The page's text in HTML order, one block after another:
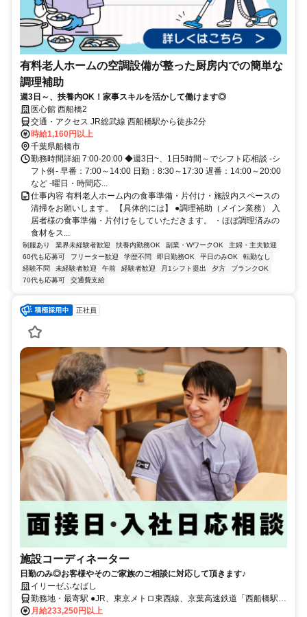
有料老人ホームの空調設備が整った厨房内での簡単な
調理補助
週3日～、扶養内OK！家事スキルを活かして働けます◎
医心館 西船橋2
交通・アクセス JR総武線 西船橋駅から徒歩2分
時給1,160円以上
千葉県船橋市
勤務時間詳細 7:00-20:00 ◆週3日~、1日5時間～でシフト応相談 -シ
フト例- 早番：7:00～14:00 日勤：8:30～17:30 遅番：14:00～20:00
など -曜日・時間応...
仕事内容 有料老人ホーム内の食事準備・片付け・施設内スペースの
清掃をお願いします。 【具体的には】 ●調理補助（メイン業務） 入
居者様の食事準備・片付けをしていただきます。 ・ほぼ調理済みの
食材をス...
制服あり 業界未経験者歓迎 扶養内勤務OK 副業・WワークOK
主婦・主夫歓迎
60代も応募可
フリーター歓迎 学歴不問 即日勤務OK 平日のみOK
転勤なし
経験不問
未経験者歓迎 午前 経験者歓迎 月1シフト提出 夕方
ブランクOK
70代も応募可
交通費支給
正社員
施設コーディネーター
日勤のみ◎お客様やそのご家族のご相談に対応して頂きます♪
イリーゼふなばし
勤務地・最寄駅 ●JR、東京メトロ東西線、京葉高速鉄道「西船橋駅」
より徒歩約12分 ●京成本線「京成西船駅」より徒歩約9分 ●京成本線
月給233,250円以上